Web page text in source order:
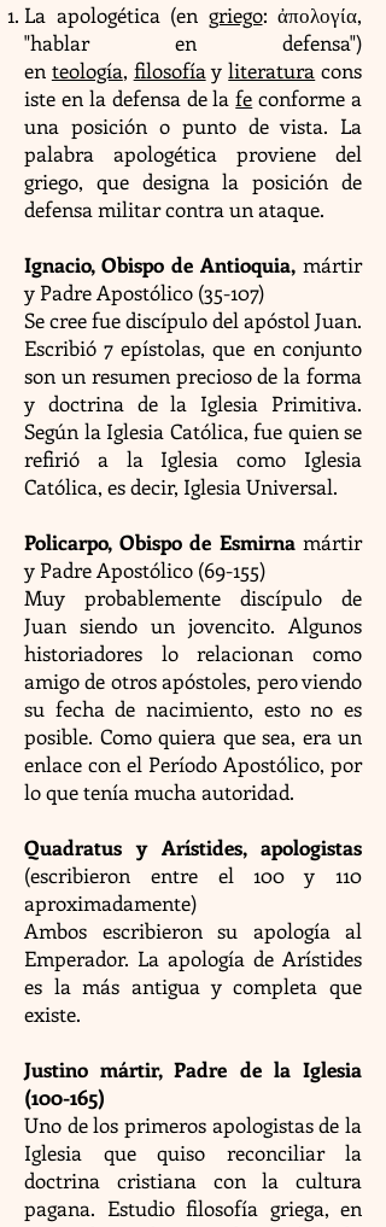
La apologética (en griego: ἀπολογία,
"hablar en defensa")
en teología, filosofíayliteratura cons
iste en la defensa de lafe conforme a
una posición o punto de vista. La
palabra apologética proviene del
griego, que designa la posición de
defensa militar contra un ataque.
Ignacio, Obispo de Antioquia, mártir
y Padre Apostólico (35-107)
Se cree fue discípulo del apóstol Juan.
Escribió 7 epístolas, que en conjunto
son un resumen precioso de la forma
y doctrina de la Iglesia Primitiva.
Según la Iglesia Católica, fue quien se
refirió a la Iglesia como Iglesia
Católica, es decir, Iglesia Universal.
Policarpo, Obispo de Esmirnamártir
y Padre Apostólico (69-155)
Muy probablemente discípulo de
Juan siendo un jovencito. Algunos
historiadores lo relacionan como
amigo de otros apóstoles, pero viendo
su fecha de nacimiento, esto no es
posible. Como quiera que sea, era un
enlace con el Período Apostólico, por
lo que tenía mucha autoridad.
Quadratus y Arístides, apologistas
(escribieron entre el 100 y 110
aproximadamente)
Ambos escribieron su apología al
Emperador. La apología de Arístides
es la más antigua y completa que
existe.
Justino mártir, Padre de la Iglesia
(100-165)
Uno de los primeros apologistas de la
Iglesia que quiso reconciliar la
doctrina cristiana con la cultura
pagana. Estudio filosofía griega, en